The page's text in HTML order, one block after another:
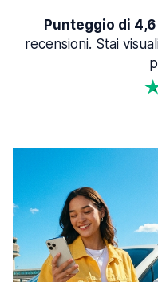
Punteggio di 4,6
recensioni. Stai